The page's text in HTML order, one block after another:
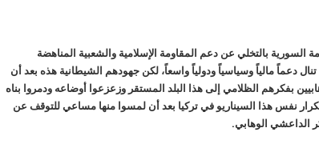
بالتخلي عن دعم المقاومة الإسلامية والشعبية المناهضة
دعماً مالياً وسياسياً ودولياً واسعاً، لكن جهودهم الشيطانية هذه بعد أن
بفكرهم الظلامي إلى هذا البلد المستقر وزعزعوا أوضاعه ودمروا بناه
تكرار نفس هذا السيناريو في تركيا بعد أن لمسوا منها مساعي للتوقف عن
الداعشي الوهابي.